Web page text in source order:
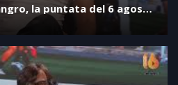
la puntata del 6 agosto